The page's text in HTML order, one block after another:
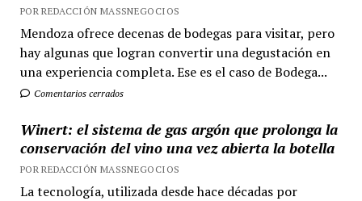
POR REDACCIÓN MASSNEGOCIOS
Mendoza ofrece decenas de bodegas para visitar, pero
hay algunas que logran convertir una degustación en
una experiencia completa. Ese es el caso de Bodega...
Comentarios cerrados
Winert: el sistema de gas argón que prolonga la
conservación del vino una vez abierta la botella
POR REDACCIÓN MASSNEGOCIOS
La tecnología, utilizada desde hace décadas por